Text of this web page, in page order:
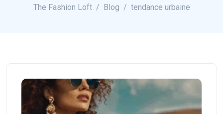
The Fashion Loft Blog tendance urbaine